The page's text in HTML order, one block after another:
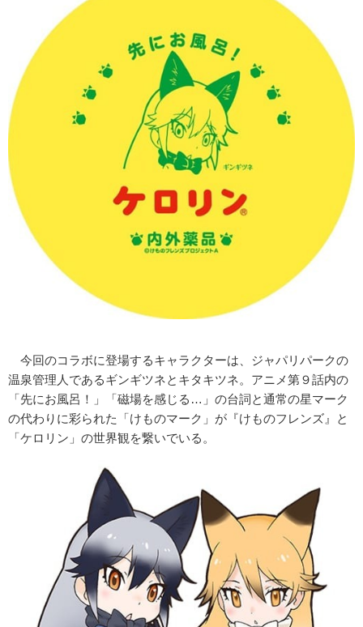
今回のコラボに登場するキャラクターは、ジャパリパークの
温泉管理人であるギンギツネとキタキツネ。アニメ第９話内の
「先にお風呂！」「磁場を感じる…」の台詞と通常の星マーク
の代わりに彩られた「けものマーク」が『けものフレンズ』と
「ケロリン」の世界観を繋いでいる。